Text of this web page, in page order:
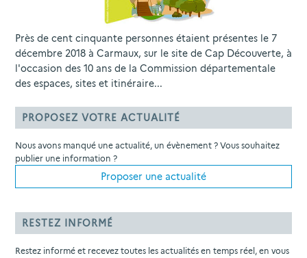
Près de cent cinquante personnes étaient présentes le 7
décembre 2018 à Carmaux, sur le site de Cap Découverte, à
l'occasion des 10 ans de la Commission départementale
des espaces, sites et itinéraire...
PROPOSEZ VOTRE ACTUALITÉ
Nous avons manqué une actualité, un évènement ? Vous souhaitez
publier une information ?
Proposer une actualité
RESTEZ INFORMÉ
Restez informé et recevez toutes les actualités en temps réel, en vous